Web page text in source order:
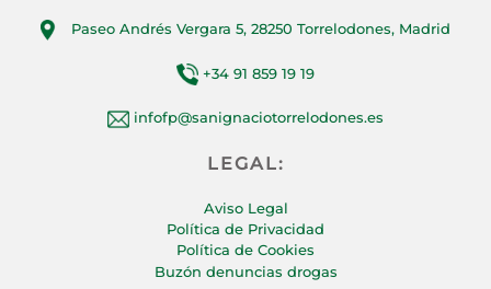
Paseo Andrés Vergara 5, 28250 Torrelodones, Madrid
+34 91 859 19 19
infofp@sanignaciotorrelodones.es
LEGAL:
Aviso Legal
Política de Privacidad
Política de Cookies
Buzón denuncias drogas